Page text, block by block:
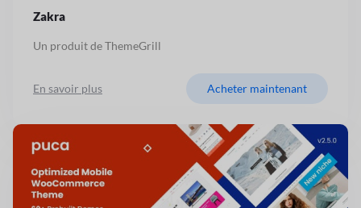
Zakra
Un produit de ThemeGrill
En savoir plus Acheter maintenant